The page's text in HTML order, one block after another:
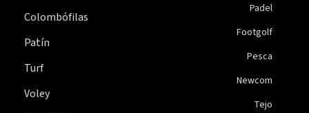
Colombófilas
Patín
Turf
Voley
Padel
Footgolf
Pesca
Newcom
Tejo